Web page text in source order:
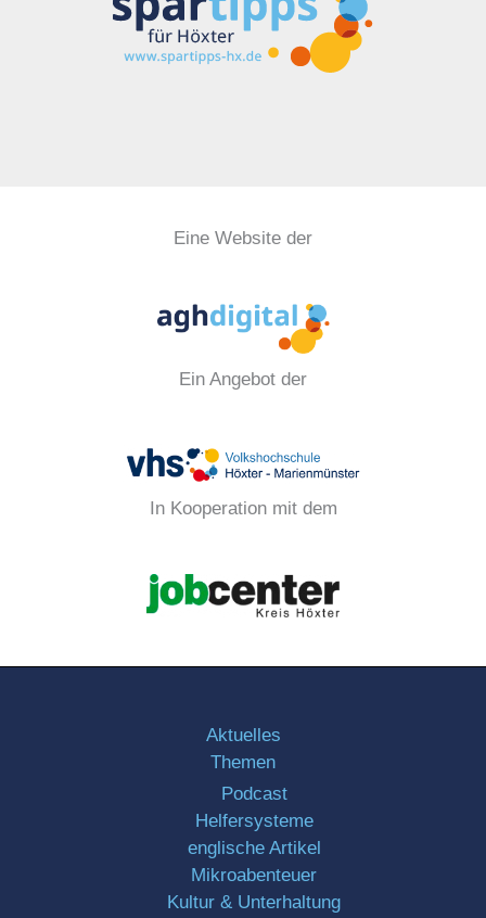
Eine Website der
Ein Angebot der
In Kooperation mit dem
Aktuelles
Themen
Podcast
Helfersysteme
englische Artikel
Mikroabenteuer
Kultur & Unterhaltung